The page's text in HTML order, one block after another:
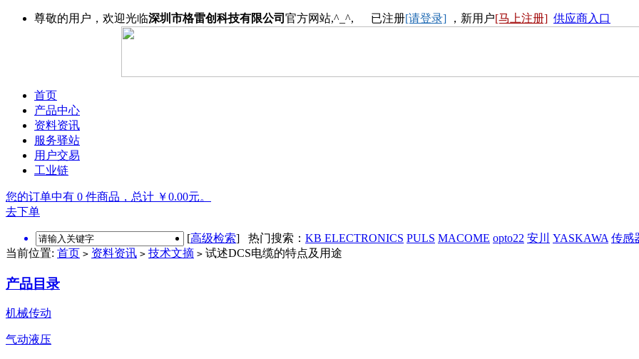
尊敬的用户，欢迎光临深圳市格雷创科技有限公司 官方网站,^_^, 已注册[请登录] ，新用户[马上注册] 供应商入口
首页
产品中心
资料资讯
服务驿站
用户交易
工业链
您的订单中有 0 件商品，总计 ￥0.00元。
去下单
[高级检索] 热门搜索： KB ELECTRONICS PULS MACOME opto22 安川 YASKAWA 传感
当前位置: 首页 > 资料资讯 > 技术文摘 > 试述DCS电缆的特点及用途
产品目录
机械传动
气动液压